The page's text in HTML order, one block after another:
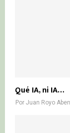
Qué IA, ni IA…
Por Juan Royo